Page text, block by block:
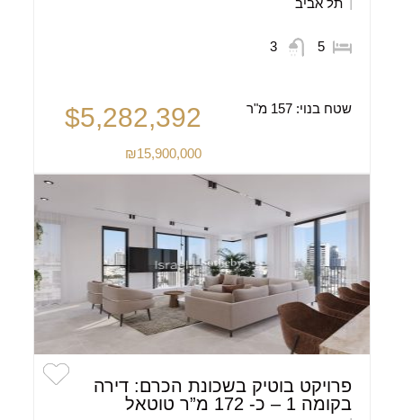
תל אביב
5
3
שטח בנוי:157 מ"ר $5,282,392
₪15,900,000
פרויקט בוטיק בשכונת הכרם: דירה
בקומה 1 – כ- 172 מ”ר טוטאל